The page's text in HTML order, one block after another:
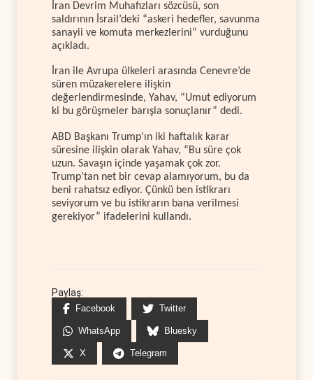
İran Devrim Muhafızları sözcüsü, son
saldırının İsrail’deki “askeri hedefler, savunma
sanayii ve komuta merkezlerini” vurduğunu
açıkladı.
İran ile Avrupa ülkeleri arasında Cenevre’de
süren müzakerelere ilişkin
değerlendirmesinde, Yahav, “Umut ediyorum
ki bu görüşmeler barışla sonuçlanır” dedi.
ABD Başkanı Trump’ın iki haftalık karar
süresine ilişkin olarak Yahav, “Bu süre çok
uzun. Savaşın içinde yaşamak çok zor.
Trump’tan net bir cevap alamıyorum, bu da
beni rahatsız ediyor. Çünkü ben istikrarı
seviyorum ve bu istikrarın bana verilmesi
gerekiyor” ifadelerini kullandı.
Paylaş:
Facebook Twitter
WhatsApp Bluesky
X Telegram